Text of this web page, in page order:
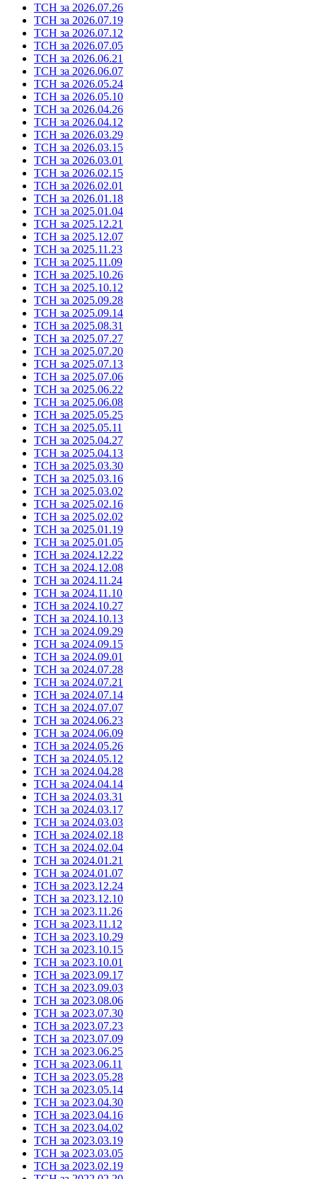
ТСН за 2026.07.26
ТСН за 2026.07.19
ТСН за 2026.07.12
ТСН за 2026.07.05
ТСН за 2026.06.21
ТСН за 2026.06.07
ТСН за 2026.05.24
ТСН за 2026.05.10
ТСН за 2026.04.26
ТСН за 2026.04.12
ТСН за 2026.03.29
ТСН за 2026.03.15
ТСН за 2026.03.01
ТСН за 2026.02.15
ТСН за 2026.02.01
ТСН за 2026.01.18
ТСН за 2025.01.04
ТСН за 2025.12.21
ТСН за 2025.12.07
ТСН за 2025.11.23
ТСН за 2025.11.09
ТСН за 2025.10.26
ТСН за 2025.10.12
ТСН за 2025.09.28
ТСН за 2025.09.14
ТСН за 2025.08.31
ТСН за 2025.07.27
ТСН за 2025.07.20
ТСН за 2025.07.13
ТСН за 2025.07.06
ТСН за 2025.06.22
ТСН за 2025.06.08
ТСН за 2025.05.25
ТСН за 2025.05.11
ТСН за 2025.04.27
ТСН за 2025.04.13
ТСН за 2025.03.30
ТСН за 2025.03.16
ТСН за 2025.03.02
ТСН за 2025.02.16
ТСН за 2025.02.02
ТСН за 2025.01.19
ТСН за 2025.01.05
ТСН за 2024.12.22
ТСН за 2024.12.08
ТСН за 2024.11.24
ТСН за 2024.11.10
ТСН за 2024.10.27
ТСН за 2024.10.13
ТСН за 2024.09.29
ТСН за 2024.09.15
ТСН за 2024.09.01
ТСН за 2024.07.28
ТСН за 2024.07.21
ТСН за 2024.07.14
ТСН за 2024.07.07
ТСН за 2024.06.23
ТСН за 2024.06.09
ТСН за 2024.05.26
ТСН за 2024.05.12
ТСН за 2024.04.28
ТСН за 2024.04.14
ТСН за 2024.03.31
ТСН за 2024.03.17
ТСН за 2024.03.03
ТСН за 2024.02.18
ТСН за 2024.02.04
ТСН за 2024.01.21
ТСН за 2024.01.07
ТСН за 2023.12.24
ТСН за 2023.12.10
ТСН за 2023.11.26
ТСН за 2023.11.12
ТСН за 2023.10.29
ТСН за 2023.10.15
ТСН за 2023.10.01
ТСН за 2023.09.17
ТСН за 2023.09.03
ТСН за 2023.08.06
ТСН за 2023.07.30
ТСН за 2023.07.23
ТСН за 2023.07.09
ТСН за 2023.06.25
ТСН за 2023.06.11
ТСН за 2023.05.28
ТСН за 2023.05.14
ТСН за 2023.04.30
ТСН за 2023.04.16
ТСН за 2023.04.02
ТСН за 2023.03.19
ТСН за 2023.03.05
ТСН за 2023.02.19